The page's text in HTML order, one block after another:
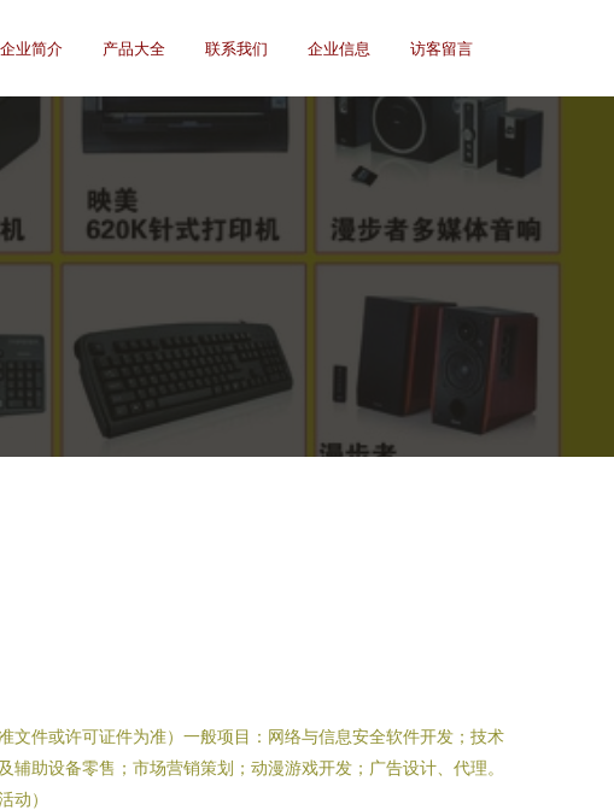
企业简介 产品大全 联系我们 企业信息 访客留言
件或许可证件为准）一般项目：网络与信息安全软件开发；技术
助设备零售；市场营销策划；动漫游戏开发；广告设计、代理。
动）